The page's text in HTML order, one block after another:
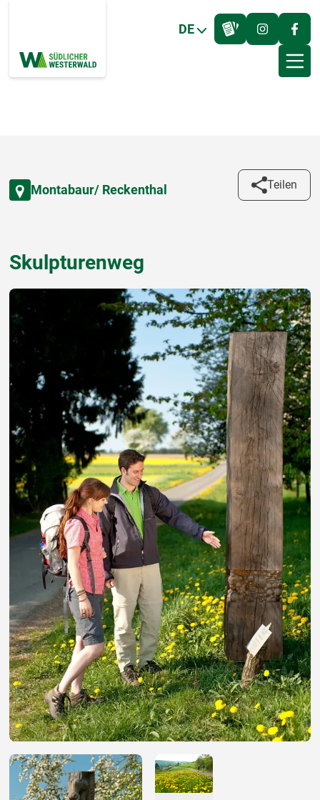
DE
Montabaur/ Reckenthal Teilen
Skulpturenweg